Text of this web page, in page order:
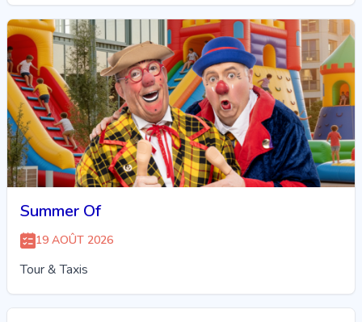
Summer Of
19 AOÛT 2026
Tour & Taxis